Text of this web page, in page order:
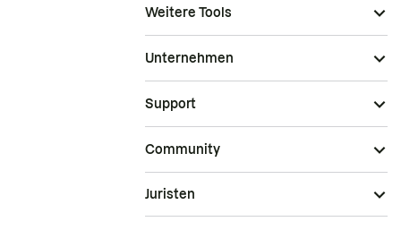
Weitere Tools
Unternehmen
Support
Community
Juristen